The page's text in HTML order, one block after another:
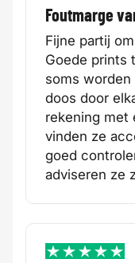
Foutmarge
Fijne partij
Goede prints
soms
doos door
rekening met
vinden ze
goed
adviseren ze
5 / 5